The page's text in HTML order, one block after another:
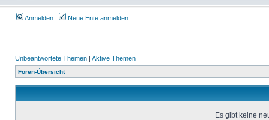
Anmelden Neue Ente anmelden
Unbeantwortete Themen | Aktive Themen
Foren-Übersicht
Es gibt keine